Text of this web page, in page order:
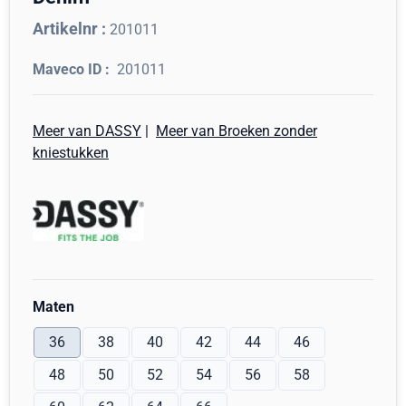
Artikelnr : 201011
Maak een keuze voor
Maten
36 38 40 42 44
46
48
50 52 54 56
58
201011
Meer van DASSY | Meer van Broeken zonder
kniestukken